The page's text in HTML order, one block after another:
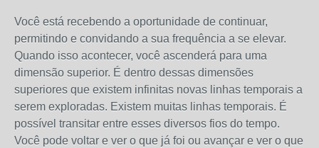
Você está recebendo a oportunidade de continuar,
permitindo e convidando a sua frequência a se elevar.
Quando isso acontecer, você ascenderá para uma
dimensão superior. É dentro dessas dimensões
superiores que existem infinitas novas linhas temporais a
serem exploradas. Existem muitas linhas temporais. É
possível transitar entre esses diversos fios do tempo.
Você pode voltar e ver o que já foi ou avançar e ver o que